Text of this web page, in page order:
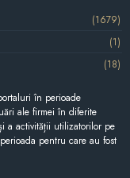
(1679)
(1)
(18)
în perioade
ale firmei în diferite
a activității utilizatorilor pe
pentru care au fost